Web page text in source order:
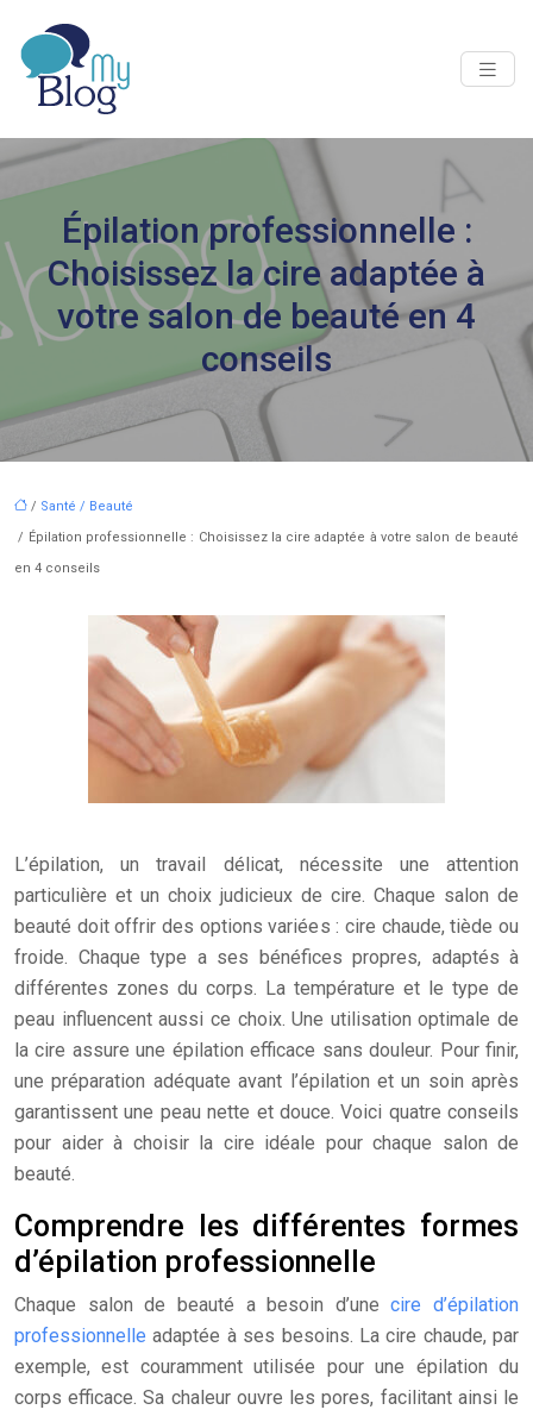
Épilation professionnelle :
Choisissez la cire adaptée à
votre salon de beauté en 4
conseils
/ Santé / Beauté
/ Épilation professionnelle : Choisissez la cire adaptée à votre salon de beauté
en 4 conseils
L’épilation, un travail délicat, nécessite une attention
particulière et un choix judicieux de cire. Chaque salon de
beauté doit offrir des options variées : cire chaude, tiède ou
froide. Chaque type a ses bénéfices propres, adaptés à
différentes zones du corps. La température et le type de
peau influencent aussi ce choix. Une utilisation optimale de
la cire assure une épilation efficace sans douleur. Pour finir,
une préparation adéquate avant l’épilation et un soin après
garantissent une peau nette et douce. Voici quatre conseils
pour aider à choisir la cire idéale pour chaque salon de
beauté.
Comprendre les différentes formes
d’épilation professionnelle
Chaque salon de beauté a besoin d’unecire d’épilation
professionnelle adaptée à ses besoins. La cire chaude, par
exemple, est couramment utilisée pour une épilation du
corps efficace. Sa chaleur ouvre les pores, facilitant ainsi le